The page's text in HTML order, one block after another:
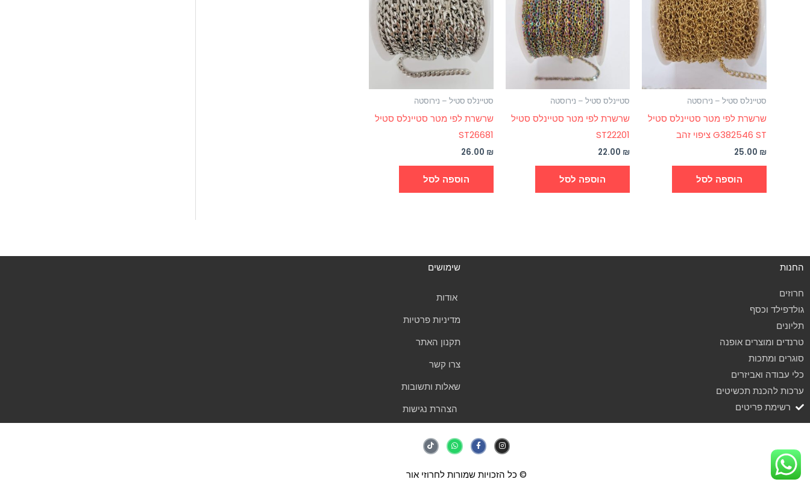
סטיינלס סטיל – נירוסטה
שרשרת לפי מטר סטיינלס סטיל
G382546 ST ציפוי זהב
25.00 ₪
הוספה לסל
סטיינלס סטיל – נירוסטה
שרשרת לפי מטר סטיינלס סטיל
ST22201
22.00 ₪
הוספה לסל
סטיינלס סטיל – נירוסטה
שרשרת לפי מטר סטיינלס סטיל
ST26681
26.00 ₪
הוספה לסל
החנות
חרוזים
גולדפילד וכסף
תליונים
טרנדים ומוצרים אופנה
סוגרים ומתכות
כלי עבודה ואביזרים
ערכות להכנת תכשיטים
רשימת פריטים
שימושים
אודות
מדיניות פרטיות
תקנון האתר
צרו קשר
שאלות ותשובות
הצהרת נגישות
n
s
t
r
a
c
e
o
h
a
t
p
i
k
t
© כל הזכויות שמורות לחרוזי אור